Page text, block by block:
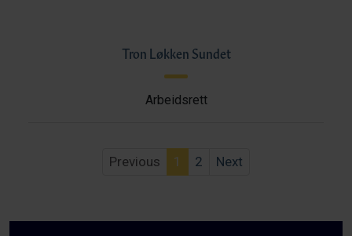
Tron Løkken Sundet
Arbeidsrett
Previous 1 2 Next